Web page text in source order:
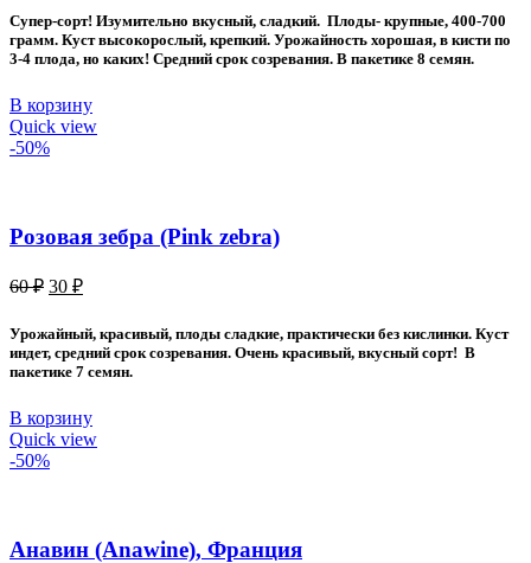
составляла
70 ₽.
40 ₽.
Супер-сорт! Изумительно вкусный, сладкий. Плоды- крупные, 400-700
грамм. Куст высокорослый, крепкий. Урожайность хорошая, в кисти по
3-4 плода, но каких! Средний срок созревания. В пакетике 8 семян.
В корзину
Quick view
-50%
Розовая зебра (Pink zebra)
60₽ Первоначальная
составляла
60 ₽.
30 ₽Текущая
30 ₽.
Урожайный, красивый, плоды сладкие, практически без кислинки. Куст
индет, средний срок созревания. Очень красивый, вкусный сорт! В
пакетике 7 семян.
В корзину
Quick view
-50%
Анавин (Anawine), Франция